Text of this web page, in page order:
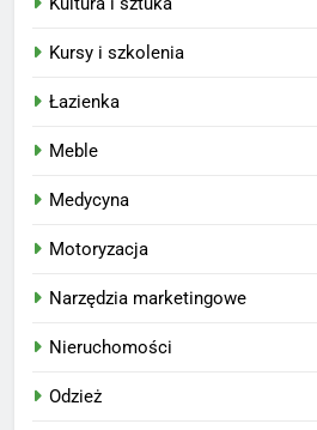
Kursy i szkolenia
Łazienka
Meble
Medycyna
Motoryzacja
Narzędzia marketingowe
Nieruchomości
Odzież